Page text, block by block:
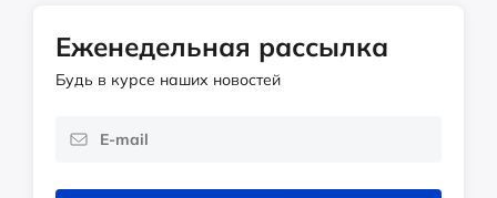
Еженедельная рассылка
Будь в курсе наших новостей